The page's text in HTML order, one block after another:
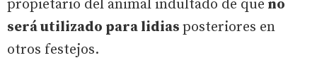
propietario del animal indultado de que no
será utilizado para lidias posteriores en
otros festejos.